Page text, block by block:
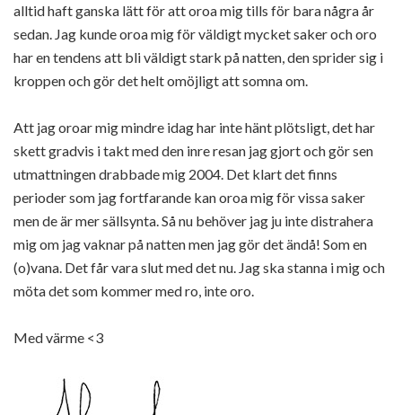
alltid haft ganska lätt för att oroa mig tills för bara några år
sedan. Jag kunde oroa mig för väldigt mycket saker och oro
har en tendens att bli väldigt stark på natten, den sprider sig i
kroppen och gör det helt omöjligt att somna om.
Att jag oroar mig mindre idag har inte hänt plötsligt, det har
skett gradvis i takt med den inre resan jag gjort och gör sen
utmattningen drabbade mig 2004. Det klart det finns
perioder som jag fortfarande kan oroa mig för vissa saker
men de är mer sällsynta. Så nu behöver jag ju inte distrahera
mig om jag vaknar på natten men jag gör det ändå! Som en
(o)vana. Det får vara slut med det nu. Jag ska stanna i mig och
möta det som kommer med ro, inte oro.
Med värme <3